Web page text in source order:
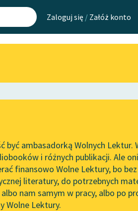
Zaloguj się / Załóż konto
Wolnych Lektur
PMH
Wolnych Lektur
O
ambasadorką Wolnych Lektur.
i różnych publikacji. Ale
finansowo Wolne Lektury, bo
literatury, do potrzebnych
nam samym w pracy, albo po
Wolne Lektury.